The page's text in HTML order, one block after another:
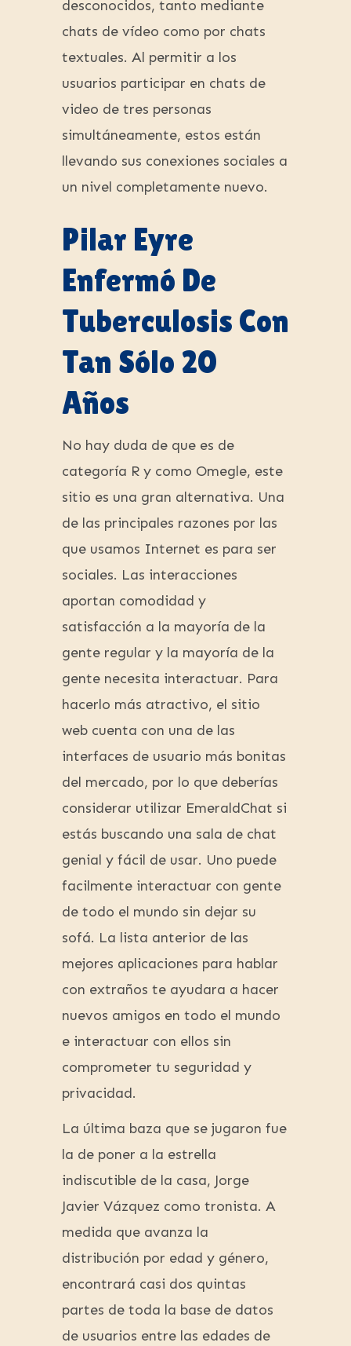
desconocidos, tanto mediante
chats de vídeo como por chats
textuales. Al permitir a los
usuarios participar en chats de
video de tres personas
simultáneamente, estos están
llevando sus conexiones sociales a
un nivel completamente nuevo.
Pilar Eyre
Enfermó De
Tuberculosis Con
Tan Sólo 20
Años
No hay duda de que es de
categoría R y como Omegle, este
sitio es una gran alternativa. Una
de las principales razones por las
que usamos Internet es para ser
sociales. Las interacciones
aportan comodidad y
satisfacción a la mayoría de la
gente regular y la mayoría de la
gente necesita interactuar. Para
hacerlo más atractivo, el sitio
web cuenta con una de las
interfaces de usuario más bonitas
del mercado, por lo que deberías
considerar utilizar EmeraldChat si
estás buscando una sala de chat
genial y fácil de usar. Uno puede
facilmente interactuar con gente
de todo el mundo sin dejar su
sofá. La lista anterior de las
mejores aplicaciones para hablar
con extraños te ayudara a hacer
nuevos amigos en todo el mundo
e interactuar con ellos sin
comprometer tu seguridad y
privacidad.
La última baza que se jugaron fue
la de poner a la estrella
indiscutible de la casa, Jorge
Javier Vázquez como tronista. A
medida que avanza la
distribución por edad y género,
encontrará casi dos quintas
partes de toda la base de datos
de usuarios entre las edades de